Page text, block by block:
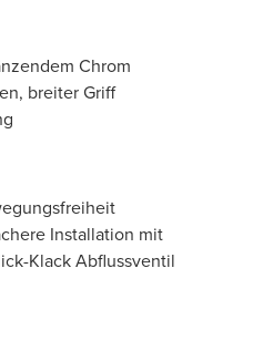
Chrom
breiter Griff
Installation mit
Klack Abflussventil